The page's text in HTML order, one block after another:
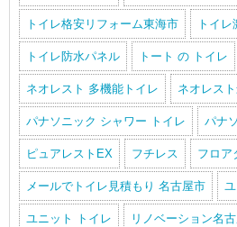
トイレ格安リフォーム東海市 トイ
トイレ防水パネル トート の トイレ
ネオレスト 多機能トイレ ネオレス
パナソニック シャワー トイレ パナ
ピュアレストEX フチレス フロア
メールでトイレ見積もり 名古屋市
ユニット トイレ リノベーション名